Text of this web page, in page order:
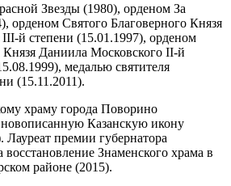
Звезды (1980), орденом За
орденом Святого Благоверного Князя
й степени (15.01.1997), орденом
Князя Даниила Московского II-й
медалью святителя
(15.11.2011).
храму города Поворино
Казанскую икону
премии губернатора
восстановление Знаменского храма в
районе (2015).